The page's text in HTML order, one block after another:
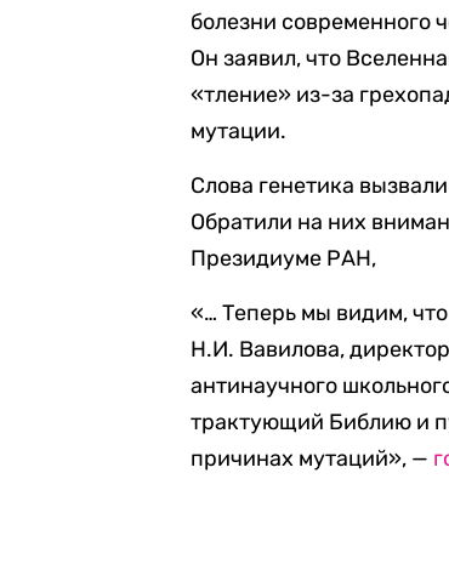
болезни современного
Он заявил, что
«тление» из-за
мутации.
Слова генетика
Обратили на них
Президиуме РАН,
«… Теперь мы видим,
Н.И. Вавилова,
антинаучного
трактующий Библию и
причинах мутаций», —